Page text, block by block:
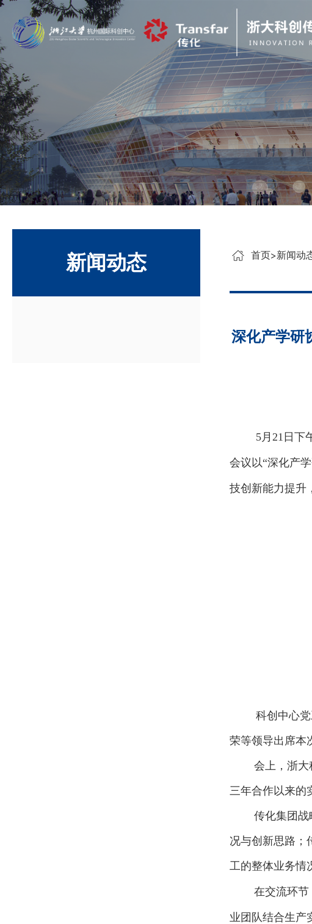
新闻动态 首页 新闻动
深化产学研
5月 21 日下
会议以“深化产
技创新能力提升
科创中心
荣等领导出席本
会上，浙
三年合作以来的
传化集团
况与创新思路；
工的整体业务情
在交流环节
业团队结合生产